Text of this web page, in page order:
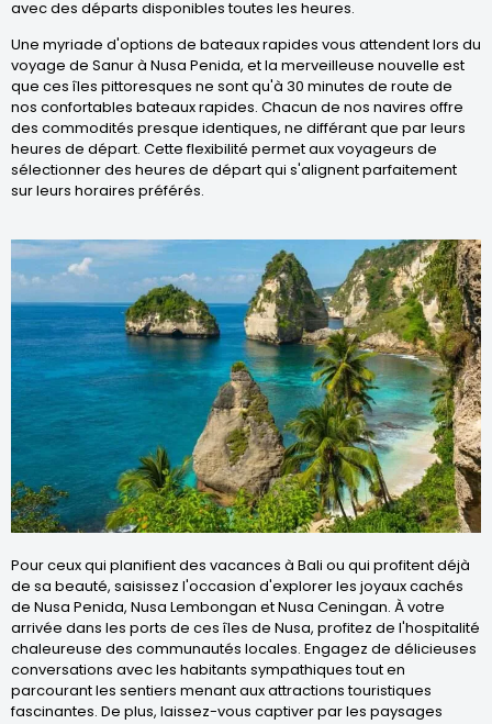
avec des départs disponibles toutes les heures.
Une myriade d'options de bateaux rapides vous attendent lors du
voyage de Sanur à Nusa Penida, et la merveilleuse nouvelle est
que ces îles pittoresques ne sont qu'à 30 minutes de route de
nos confortables bateaux rapides. Chacun de nos navires offre
des commodités presque identiques, ne différant que par leurs
heures de départ. Cette flexibilité permet aux voyageurs de
sélectionner des heures de départ qui s'alignent parfaitement
sur leurs horaires préférés.
Pour ceux qui planifient des vacances à Bali ou qui profitent déjà
de sa beauté, saisissez l'occasion d'explorer les joyaux cachés
de Nusa Penida, Nusa Lembongan et Nusa Ceningan. À votre
arrivée dans les ports de ces îles de Nusa, profitez de l'hospitalité
chaleureuse des communautés locales. Engagez de délicieuses
conversations avec les habitants sympathiques tout en
parcourant les sentiers menant aux attractions touristiques
fascinantes. De plus, laissez-vous captiver par les paysages